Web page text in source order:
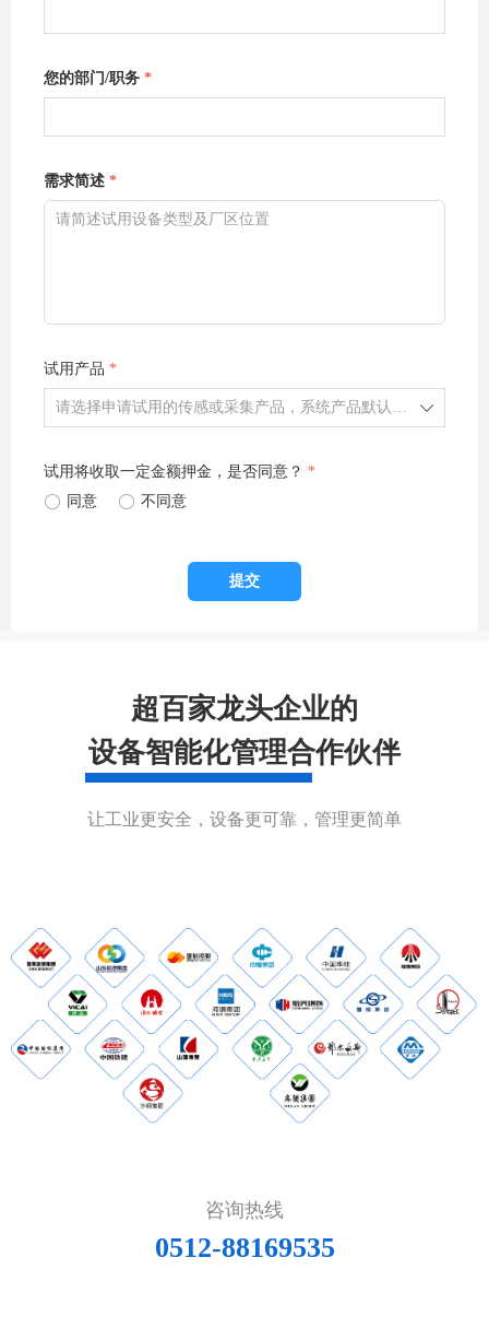
您的部门/职务 *
需求简述 *
试用产品 *
ꄳ
试用将收取一定金额押金，是否同意？ *
ꀐ 同意 ꀐ 不同意
提交
超百家龙头企业的
设备智能化管理合作伙伴
让工业更安全，设备更可靠，管理更简单
0512-88169535
咨询热线